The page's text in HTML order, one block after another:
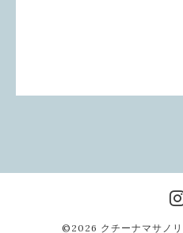
©2026 クチーナマサノリ